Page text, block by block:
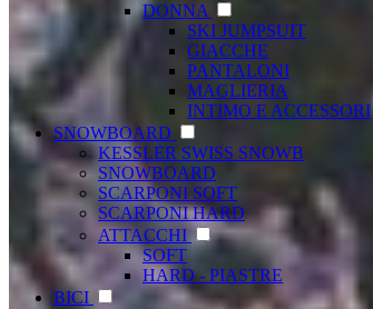
DONNA
SKI JUMPSUIT
GIACCHE
PANTALONI
MAGLIERIA
INTIMO E ACCESSORI
SNOWBOARD
KESSLER SWISS SNOWB
SNOWBOARD
SCARPONI SOFT
SCARPONI HARD
ATTACCHI
SOFT
HARD - PIASTRE
BICI